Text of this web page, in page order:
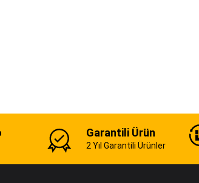
Garantili Ürün
2 Yıl Garantili Ürünler